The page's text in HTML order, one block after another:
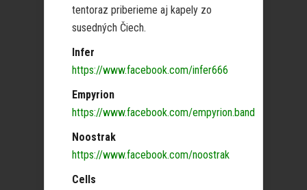
tentoraz priberieme aj kapely zo
susedných Čiech.
Infer
https://www.facebook.com/infer666
Empyrion
https://www.facebook.com/empyrion.band
Noostrak
https://www.facebook.com/noostrak
Cells